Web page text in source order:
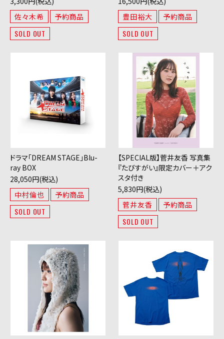
佐々木希
予約商品
SOLD OUT
豊田裕大
予約商品
SOLD OUT
ドラマ「DREAM STAGE」Blu-
ray BOX
28,050円(税込)
中村倫也
予約商品
SOLD OUT
【SPECIAL版】菅井友香 写真集
『たびすがい』限定カバー＋アク
スタ付き
5,830円(税込)
菅井友香
予約商品
SOLD OUT